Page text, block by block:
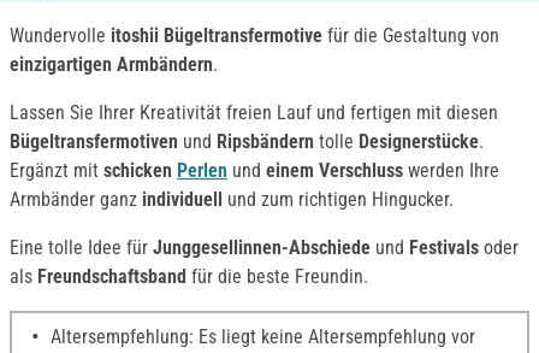
Wundervolle itoshii Bügeltransfermotive für die Gestaltung von
einzigartigen Armbändern.
Lassen Sie Ihrer Kreativität freien Lauf und fertigen mit diesen
Bügeltransfermotiven und Ripsbändern tolle Designerstücke.
Ergänzt mit schicken Perlen und einem Verschluss werden Ihre
Armbänder ganz individuell und zum richtigen Hingucker.
Eine tolle Idee für Junggesellinnen-Abschiede und Festivals oder
als Freundschaftsband für die beste Freundin.
Altersempfehlung: Es liegt keine Altersempfehlung vor